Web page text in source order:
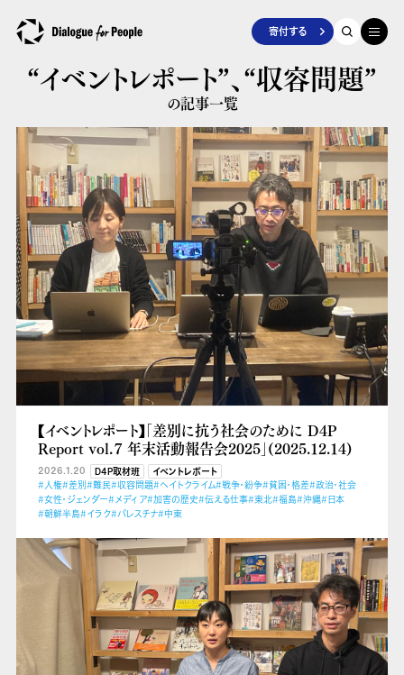
寄付する
“イベントレポート”、“収容問題”
の記事一覧
【イベントレポート】「差別に抗う社会のために D4P
Report vol.７ 年末活動報告会2025」(2025.12.14)
2026.1.20 D4P取材班
イベントレポート
#人権#差別#難民#収容問題#ヘイトクライム#戦争・紛争#貧困・格差#政治・社会
#女性・ジェンダー#メディア#加害の歴史#伝える仕事#東北#福島#沖縄#日本
#朝鮮半島#イラク#パレスチナ#中東